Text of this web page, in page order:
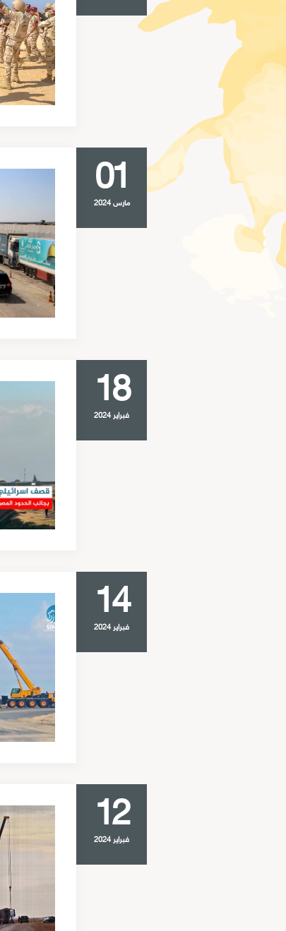
01
مارس 2024
18
فبراير 2024
14
فبراير 2024
12
فبراير 2024